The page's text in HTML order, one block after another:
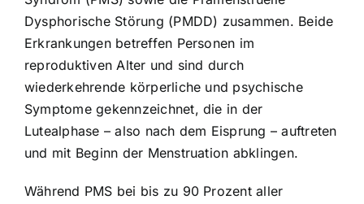
Dysphorische Störung (PMDD) zusammen. Beide
Erkrankungen betreffen Personen im
reproduktiven Alter und sind durch
wiederkehrende körperliche und psychische
Symptome gekennzeichnet, die in der
Lutealphase – also nach dem Eisprung – auftreten
und mit Beginn der Menstruation abklingen.
Während PMS bei bis zu 90 Prozent aller